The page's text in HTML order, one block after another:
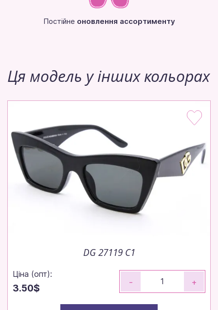
Постійне оновлення ассортименту
Ця модель у інших кольорах
DG 27119 C1
Ціна (опт):
3.50$
- +